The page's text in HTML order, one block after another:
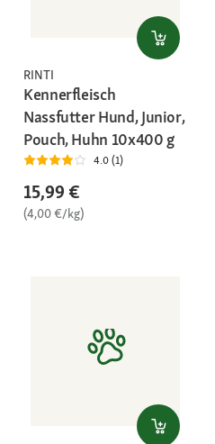
RINTI
Kennerfleisch
Nassfutter Hund, Junior,
Pouch, Huhn 10x400 g
4.0 (1)
15,99 €
(4,00 €/kg)